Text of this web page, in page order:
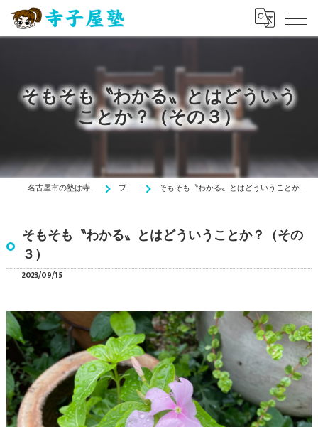
そもそも〝わかる〟とはどういう
ことか？（その３）
名古屋市の塾は寺子屋塾 ブログ そもそも〝わかる〟とはどういうことか？（その３）
そもそも〝わかる〟とはどういうことか？（その
３）
2023/09/15